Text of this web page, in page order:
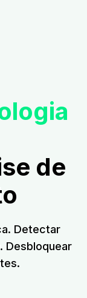
de
Detectar
Desbloquear